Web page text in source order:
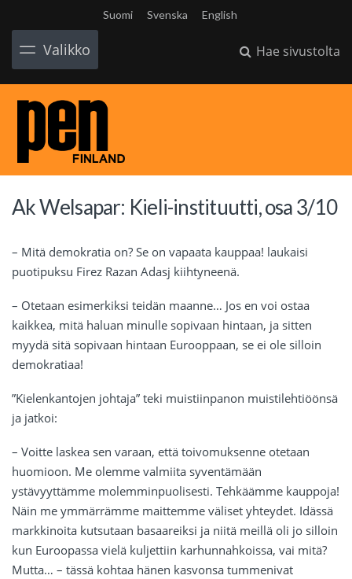
Suomi Svenska English
Valikko Hae sivustolta
Ak Welsapar: Kieli-instituutti, osa 3/10
– Mitä demokratia on? Se on vapaata kauppaa! laukaisi
puotipuksu Firez Razan Adasj kiihtyneenä.
– Otetaan esimerkiksi teidän maanne… Jos en voi ostaa
kaikkea, mitä haluan minulle sopivaan hintaan, ja sitten
myydä sitä sopivaan hintaan Eurooppaan, se ei ole silloin
demokratiaa!
”Kielenkantojen johtaja” teki muistiinpanon muistilehtiöönsä
ja jatkoi:
– Voitte laskea sen varaan, että toivomuksenne otetaan
huomioon. Me olemme valmiita syventämään
ystävyyttämme molemminpuolisesti. Tehkäämme kauppoja!
Näin me ymmärrämme maittemme väliset yhteydet. Idässä
markkinoita kutsutaan basaareiksi ja niitä meillä oli jo silloin
kun Euroopassa vielä kuljettiin karhunnahkoissa, vai mitä?
Mutta… – tässä kohtaa hänen kasvonsa tummenivat